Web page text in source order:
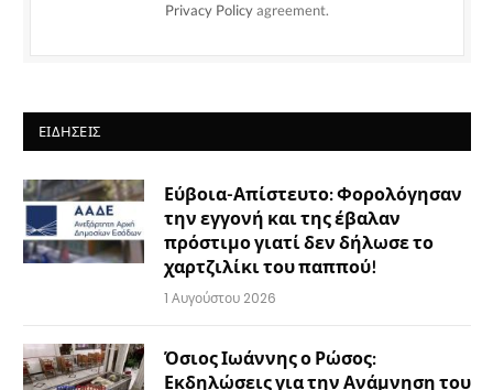
Privacy Policy agreement.
ΕΙΔΉΣΕΙΣ
Εύβοια-Απίστευτο: Φορολόγησαν
την εγγονή και της έβαλαν
πρόστιμο γιατί δεν δήλωσε το
χαρτζιλίκι του παππού!
1 Αυγούστου 2026
Όσιος Ιωάννης ο Ρώσος:
Εκδηλώσεις για την Ανάμνηση του